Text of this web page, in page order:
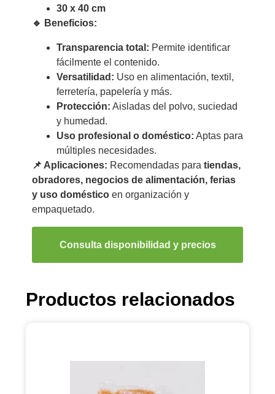
30 x 40 cm
🔹 Beneficios:
Transparencia total: Permite identificar
fácilmente el contenido.
Versatilidad: Uso en alimentación, textil,
ferretería, papelería y más.
Protección: Aisladas del polvo, suciedad
y humedad.
Uso profesional o doméstico: Aptas para
múltiples necesidades.
📌 Aplicaciones: Recomendadas para tiendas,
obradores, negocios de alimentación, ferias
y uso domésticoen organización y
empaquetado.
Consulta disponibilidad y precios
Productos relacionados